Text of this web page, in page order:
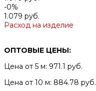
-0%
1.079 руб.
Расход на изделие
ОПТОВЫЕ ЦЕНЫ:
Цена от 5 м: 971.1 руб.
Цена от 10 м: 884.78 руб.